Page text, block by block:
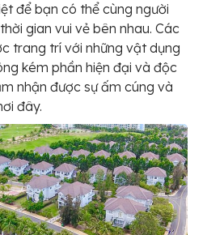
để bạn có thể cùng người
gian vui vẻ bên nhau. Các
trang trí với những vật dụng
kém phần hiện đại và độc
nhận được sự ấm cúng và
đây.